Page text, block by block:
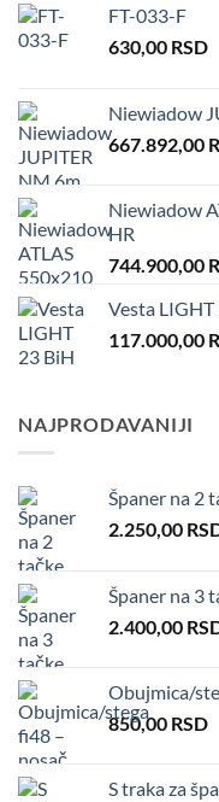
FT-033-F
630,00 RSD
Niewiadow
667.892,00
Niewiadow
HR
744.900,00
Vesta LIGHT
117.000,00
NAJPRODAVANIJI
Španer na 2
2.250,00
Španer na 3
2.400,00
Obujmica/
850,00 RSD
S traka za